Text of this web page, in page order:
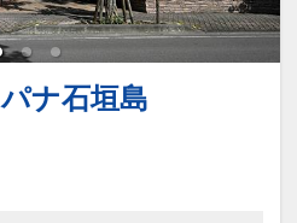
ナ石垣島